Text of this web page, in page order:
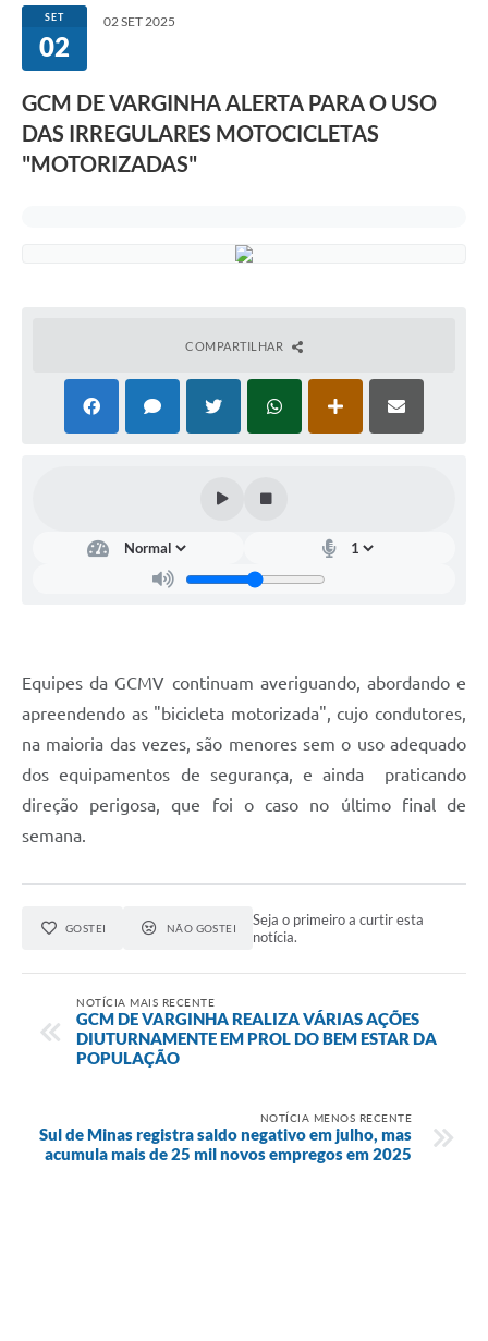
SET
02
02 SET 2025
GCM DE VARGINHA ALERTA PARA O USO
DAS IRREGULARES MOTOCICLETAS
"MOTORIZADAS"
COMPARTILHAR
Equipes da GCMV continuam averiguando, abordando e
apreendendo as "bicicleta motorizada", cujo condutores,
na maioria das vezes, são menores sem o uso adequado
dos equipamentos de segurança, e ainda praticando
direção perigosa, que foi o caso no último final de
semana.
GOSTEI NÃO GOSTEI
Seja o primeiro a curtir esta
notícia.
NOTÍCIA MAIS RECENTE
GCM DE VARGINHA REALIZA VÁRIAS AÇÕES
DIUTURNAMENTE EM PROL DO BEM ESTAR DA
POPULAÇÃO
NOTÍCIA MENOS RECENTE
Sul de Minas registra saldo negativo em julho, mas
acumula mais de 25 mil novos empregos em 2025